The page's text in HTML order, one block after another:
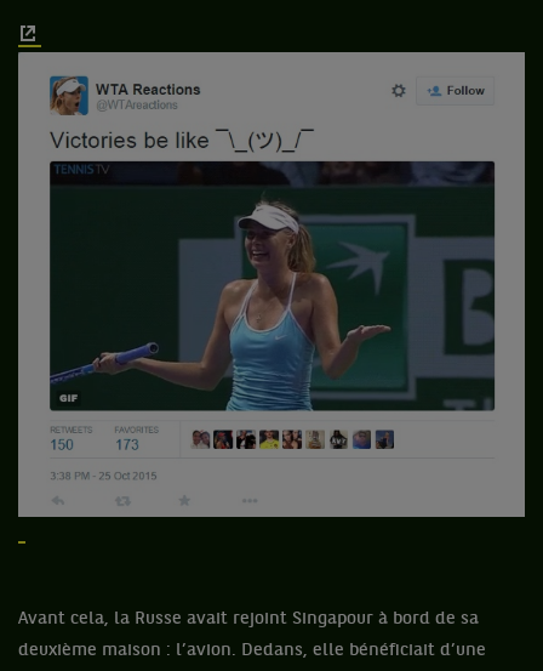
Avant cela, la Russe avait rejoint Singapour à bord de sa
deuxième maison : l’avion. Dedans, elle bénéficiait d’une